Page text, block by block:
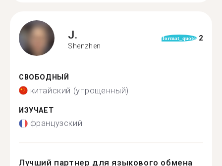
J.
Shenzhen
format_quote 2
СВОБОДНЫЙ
китайский (упрощенный)
ИЗУЧАЕТ
французский
Лучший партнер для языкового обмена